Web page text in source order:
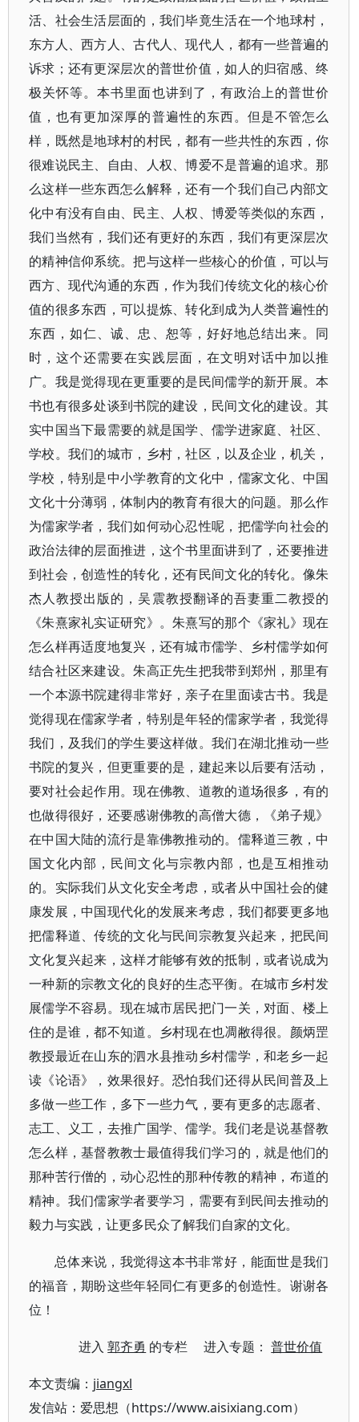
活、社会生活层面的，我们毕竟生活在一个地球村，
东方人、西方人、古代人、现代人，都有一些普遍的
诉求；还有更深层次的普世价值，如人的归宿感、终
极关怀等。本书里面也讲到了，有政治上的普世价
值，也有更加深厚的普遍性的东西。但是不管怎么
样，既然是地球村的村民，都有一些共性的东西，你
很难说民主、自由、人权、博爱不是普遍的追求。那
么这样一些东西怎么解释，还有一个我们自己内部文
化中有没有自由、民主、人权、博爱等类似的东西，
我们当然有，我们还有更好的东西，我们有更深层次
的精神信仰系统。把与这样一些核心的价值，可以与
西方、现代沟通的东西，作为我们传统文化的核心价
值的很多东西，可以提炼、转化到成为人类普遍性的
东西，如仁、诚、忠、恕等，好好地总结出来。同
时，这个还需要在实践层面，在文明对话中加以推
广。我是觉得现在更重要的是民间儒学的新开展。本
书也有很多处谈到书院的建设，民间文化的建设。其
实中国当下最需要的就是国学、儒学进家庭、社区、
学校。我们的城市，乡村，社区，以及企业，机关，
学校，特别是中小学教育的文化中，儒家文化、中国
文化十分薄弱，体制内的教育有很大的问题。那么作
为儒家学者，我们如何动心忍性呢，把儒学向社会的
政治法律的层面推进，这个书里面讲到了，还要推进
到社会，创造性的转化，还有民间文化的转化。像朱
杰人教授出版的，吴震教授翻译的吾妻重二教授的
《朱熹家礼实证研究》。朱熹写的那个《家礼》现在
怎么样再适度地复兴，还有城市儒学、乡村儒学如何
结合社区来建设。朱高正先生把我带到郑州，那里有
一个本源书院建得非常好，亲子在里面读古书。我是
觉得现在儒家学者，特别是年轻的儒家学者，我觉得
我们，及我们的学生要这样做。我们在湖北推动一些
书院的复兴，但更重要的是，建起来以后要有活动，
要对社会起作用。现在佛教、道教的道场很多，有的
也做得很好，还要感谢佛教的高僧大德，《弟子规》
在中国大陆的流行是靠佛教推动的。儒释道三教，中
国文化内部，民间文化与宗教内部，也是互相推动
的。实际我们从文化安全考虑，或者从中国社会的健
康发展，中国现代化的发展来考虑，我们都要更多地
把儒释道、传统的文化与民间宗教复兴起来，把民间
文化复兴起来，这样才能够有效的抵制，或者说成为
一种新的宗教文化的良好的生态平衡。在城市乡村发
展儒学不容易。现在城市居民把门一关，对面、楼上
住的是谁，都不知道。乡村现在也凋敝得很。颜炳罡
教授最近在山东的泗水县推动乡村儒学，和老乡一起
读《论语》，效果很好。恐怕我们还得从民间普及上
多做一些工作，多下一些力气，要有更多的志愿者、
志工、义工，去推广国学、儒学。我们老是说基督教
怎么样，基督教教士最值得我们学习的，就是他们的
那种苦行僧的，动心忍性的那种传教的精神，布道的
精神。我们儒家学者要学习，需要有到民间去推动的
毅力与实践，让更多民众了解我们自家的文化。
总体来说，我觉得这本书非常好，能面世是我们
的福音，期盼这些年轻同仁有更多的创造性。谢谢各
位！
进入郭齐勇 的专栏 进入专题：普世价值
本文责编： jiangxl
发信站：爱思想（https://www.aisixiang.com）